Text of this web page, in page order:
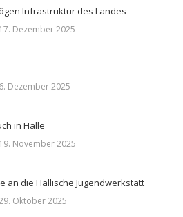
Infrastruktur des Landes
17. Dezember 2025
6. Dezember 2025
in Halle
19. November 2025
an die Hallische Jugendwerkstatt
Oktober 2025